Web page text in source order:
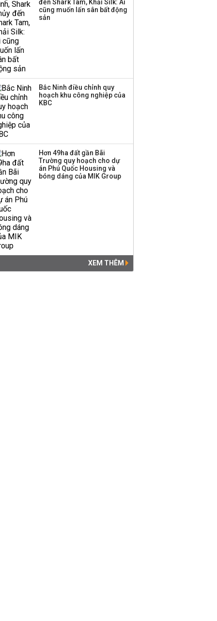
đến Shark Tam, Khải Silk: Ai
cũng muốn lấn sân bất động
sản
Bắc Ninh điều chỉnh quy
hoạch khu công nghiệp của
KBC
Hơn 49ha đất gần Bãi
Trường quy hoạch cho dự
án Phú Quốc Housing và
bóng dáng của MIK Group
XEM THÊM